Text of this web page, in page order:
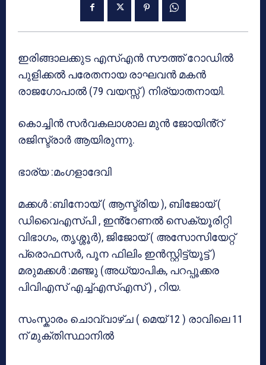
ഇരിങ്ങാലക്കുട എസ്എൻ സൗത്ത് റോഡിൽ
പുളിക്കൽ പരേതനായ രാഘവൻ മകൻ
രാജഗോപാൽ (79 വയസ്സ് ) നിര്യാതനായി.
കൊച്ചിൻ സർവകലാശാല മുൻ ജോയിൻ്റ്
രജിസ്ട്രാർ ആയിരുന്നു.
ഭാര്യ :മംഗളാദേവി
മക്കൾ :ബിനോയ് ( ആസ്ട്രിയ ), ബിജോയ് (
ഡിവൈഎസ്പി , ഇൻ്റേണൽ സെക്യൂരിറ്റി
വിഭാഗം, തൃശ്ശൂർ), ജിജോയ് ( അസോസിയേറ്റ്
പ്രൊഫസർ, പൂന ഫിലിം ഇൻസ്റ്റിട്ട്യൂട്ട് )
മരുമക്കൾ :മഞ്ജു (അധ്യാപിക, പറപ്പൂക്കര
പിവിഎസ് എച്ച്എസ്എസ് ) , റിയ.
സംസ്കാരം ചൊവ്വാഴ്ച ( മെയ് 12 ) രാവിലെ 11
ന് മുക്തിസ്ഥാനിൽ